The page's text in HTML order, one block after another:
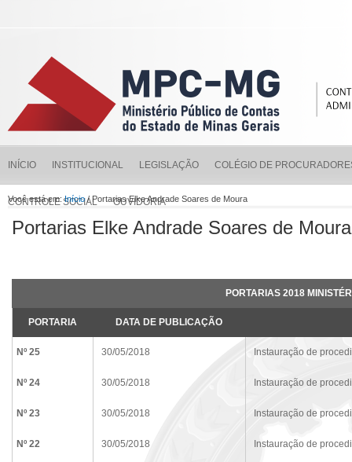
INÍCIO INSTITUCIONAL LEGISLAÇÃO COLÉGIO DE
CONTROLE SOCIAL OUVIDORIA
Você está em:Início/ Portarias Elke Andrade Soares de Moura
Portarias Elke Andrade Soares de Moura
PORTARIAS 2018
PORTARIA DATA DE PUBLICAÇÃO
Nº 25 30/05/2018 Instauração de
Nº 24 30/05/2018 Instauração de
Nº 23 30/05/2018 Instauração de
Nº 22 30/05/2018 Instauração de